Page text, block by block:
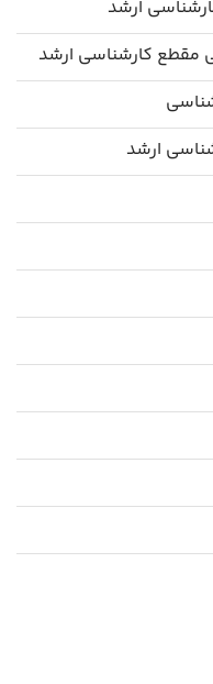
ارشد
مقطع کارشناسی ارشد
ارشد